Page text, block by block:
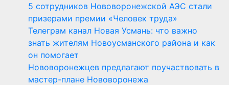
5 сотрудников Нововоронежской АЭС стали
призерами премии «Человек труда»
Телеграм канал Новая Усмань: что важно
знать жителям Новоусманского района и как
он помогает
Нововоронежцев предлагают поучаствовать в
мастер-плане Нововоронежа